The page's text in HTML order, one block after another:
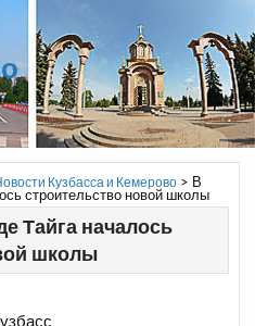
Кузбасса и Кемерово> В
строительство новой школы
Тайга началось
школы